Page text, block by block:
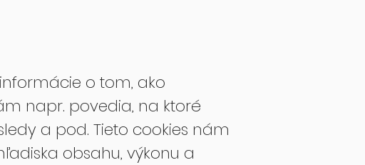
o tom, ako
napr. povedia, na ktoré
a pod. Tieto cookies nám
obsahu, výkonu a